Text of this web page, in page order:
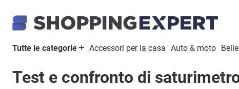
Tutte le categorie Accessori per la casa Auto & moto
Test e confronto di